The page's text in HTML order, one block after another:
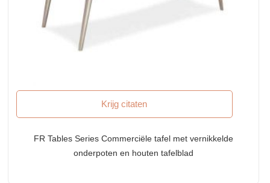
Krijg citaten
FR Tables Series Commerciële tafel met vernikkelde
onderpoten en houten tafelblad